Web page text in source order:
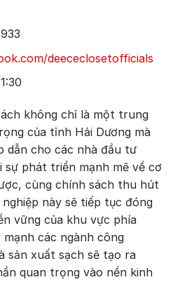
deececlosetofficials
không chỉ là một trung
của tỉnh Hải Dương mà
dẫn cho các nhà đầu tư
sự phát triển mạnh mẽ về cơ
cùng chính sách thu hút
này sẽ tiếp tục đóng
vững của khu vực phía
các ngành công
sản xuất sạch sẽ tạo ra
quan trọng vào nền kinh